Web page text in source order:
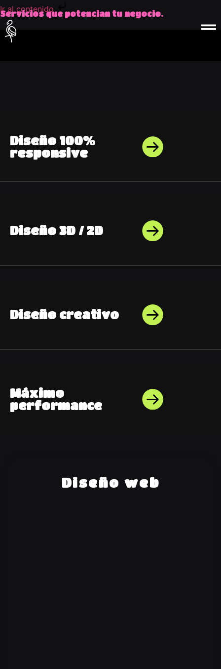
Ir al contenido
Servicios que potencian tu negocio.
Diseño 100%
responsive
Diseño 3D / 2D
Diseño creativo
Máximo
performance
Diseño web